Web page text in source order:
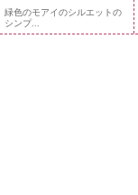
緑色のモアイのシルエットの
シンプ...